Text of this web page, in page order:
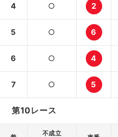
4 ○ 2
5 ○ 6
6 ○ 4
7 ○ 5
第10レース
不成立